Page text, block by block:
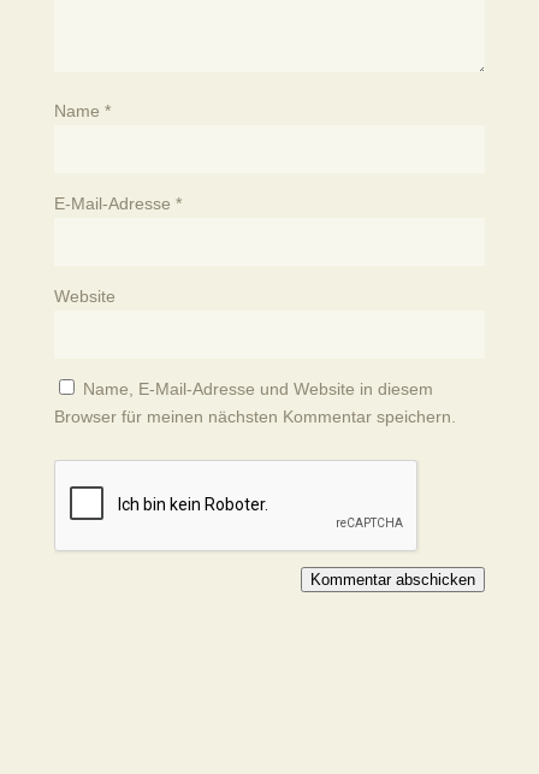
Name *
E-Mail-Adresse *
Website
Name, E-Mail-Adresse und Website in diesem
Browser für meinen nächsten Kommentar speichern.
Kommentar abschicken